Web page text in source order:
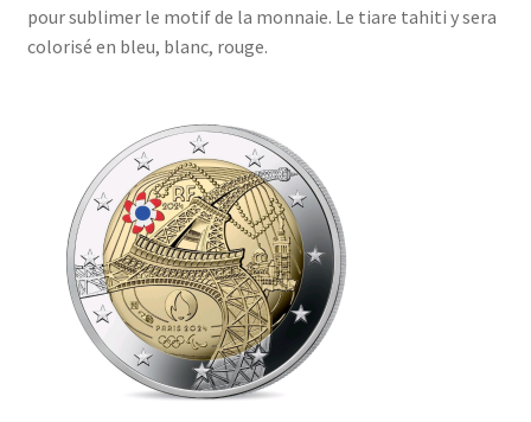
pour sublimer le motif de la monnaie. Le tiare tahiti y sera
colorisé en bleu, blanc, rouge.